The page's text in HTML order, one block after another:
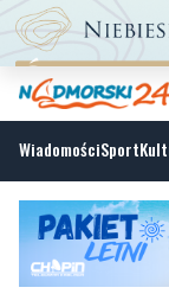
WiadomościSport